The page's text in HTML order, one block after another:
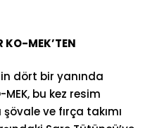
KO-MEK’TEN
dört bir yanında
bu kez resim
ve fırça takımı